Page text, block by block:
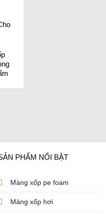
PHẨM NỔI BẬT
Màng xốp pe foam
Màng xốp hơi